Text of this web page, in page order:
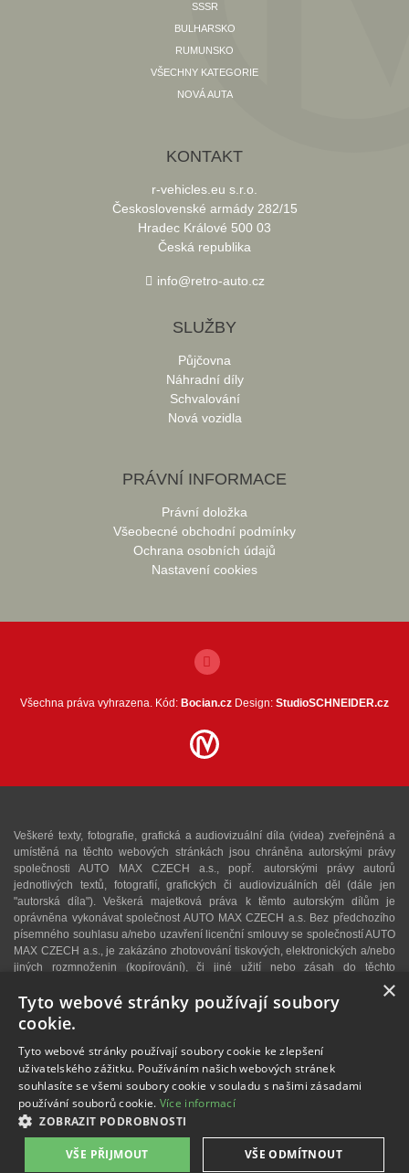
SSSR
BULHARSKO
RUMUNSKO
VŠECHNY KATEGORIE
NOVÁ AUTA
KONTAKT
r-vehicles.eu s.r.o.
Československé armády 282/15
Hradec Králové 500 03
Česká republika
info@retro-auto.cz
SLUŽBY
Půjčovna
Náhradní díly
Schvalování
Nová vozidla
PRÁVNÍ INFORMACE
Právní doložka
Všeobecné obchodní podmínky
Ochrana osobních údajů
Nastavení cookies
Všechna práva vyhrazena. Kód: Bocian.cz Design: StudioSCHNEIDER.cz
Veškeré texty, fotografie, grafická a audiovizuální díla (videa) zveřejněná a
umístěná na těchto webových stránkách jsou chráněna autorskými právy
společnosti AUTO MAX CZECH a.s., popř. autorskými právy autorů
jednotlivých textů, fotografií, grafických či audiovizuálních děl (dále jen
"autorská díla"). Veškerá majetková práva k těmto autorským dílům je
oprávněna vykonávat společnost AUTO MAX CZECH a.s. Bez předchozího
písemného souhlasu a/nebo uzavření licenční smlouvy se společností AUTO
MAX CZECH a.s., je zakázáno zhotovování tiskových, elektronických a/nebo
jiných rozmnoženin (kopírování), či jiné užití nebo zásah do těchto
autorských děl. Upozorňujeme, že v případě neoprávněného užití autorského
díla se lze domáhat dle § 40 zákona č. 121/2000 Sb., autorského zákona,
vydání dvojnásobku běžné licenční odměny, a v konkrétním případě se může
jednat i o trestný čin dle § 270 zákona č. 40/2009 Sb., trestního zákoníku. V
případě zájmu o užití některého z autorských děl zveřejněných na těchto
webových stránkách nás proto kontaktujte na e-mailové adrese:
auto.cz. Autorem textů a některých fotografií je Martin Kusý.
Veškeré fotografie uveřejněné na těchto webových stránkách mají pouze
informativní a ilustrační charakter.
×
Tyto webové stránky používají soubory
cookie.
Tyto webové stránky používají soubory cookie ke zlepšení
uživatelského zážitku. Používáním našich webových stránek
souhlasíte se všemi soubory cookie v souladu s našimi zásadami
používání souborů cookie. Více informací
ZOBRAZIT PODROBNOSTI
VŠE PŘIJMOUT VŠE ODMÍTNOUT